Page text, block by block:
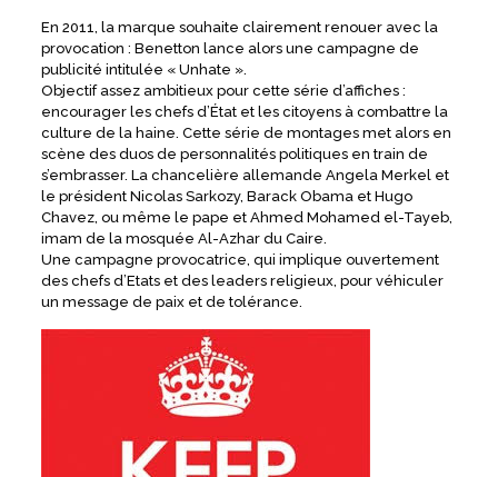
En 2011, la marque souhaite clairement renouer avec la
provocation : Benetton lance alors une campagne de
publicité intitulée « Unhate ».
Objectif assez ambitieux pour cette série d’affiches :
encourager les chefs d’État et les citoyens à combattre la
culture de la haine. Cette série de montages met alors en
scène des duos de personnalités politiques en train de
s’embrasser. La chancelière allemande Angela Merkel et
le président Nicolas Sarkozy, Barack Obama et Hugo
Chavez, ou même le pape et Ahmed Mohamed el-Tayeb,
imam de la mosquée Al-Azhar du Caire.
Une campagne provocatrice, qui implique ouvertement
des chefs d’Etats et des leaders religieux, pour véhiculer
un message de paix et de tolérance.